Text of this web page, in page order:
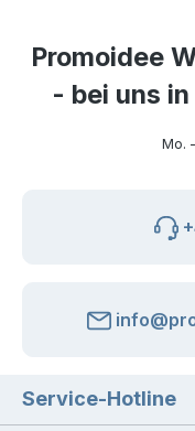
Promoidee
- bei uns
Mo.
Service-Hotline